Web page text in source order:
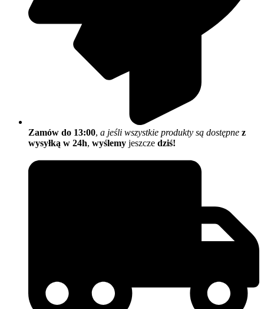
Zamów do 13:00, a jeśli wszystkie produkty są dostępne z
wysyłką w 24h, wyślemy jeszcze dziś!